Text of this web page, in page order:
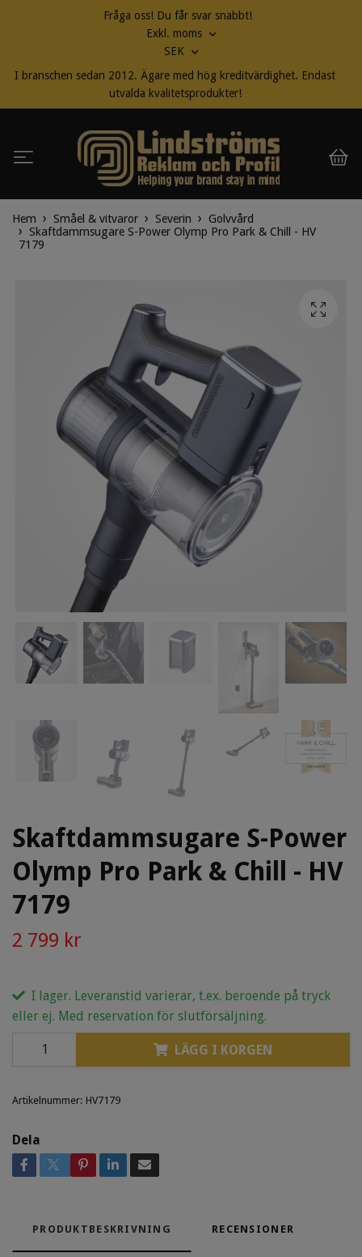
Fråga oss! Du får svar snabbt!
Exkl. moms
SEK
I branschen sedan 2012. Ägare med hög kreditvärdighet. Endast
utvalda kvalitetsprodukter!
Hem Småel & vitvaror Severin
Golvvård
Skaftdammsugare S-Power Olymp Pro Park & Chill - HV
7179
Skaftdammsugare S-Power
Olymp Pro Park & Chill - HV
7179
2 799 kr
I lager. Leveranstid varierar, t.ex. beroende på tryck
eller ej. Med reservation för slutförsäljning.
LÄGG I KORGEN
Artikelnummer: HV7179
Dela
PRODUKTBESKRIVNING RECENSIONER